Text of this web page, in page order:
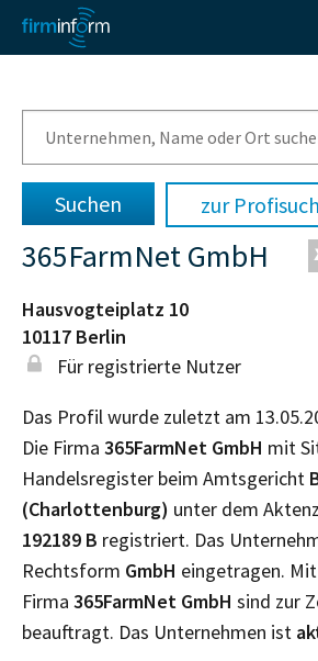
zur
365FarmNet GmbH
Hausvogteiplatz 10
10117 Berlin
Für registrierte Nutzer
Das Profil wurde zuletzt am
Die Firma 365FarmNet GmbH mit
Handelsregister beim Amtsgericht
(Charlottenburg) unter dem
192189 B registriert. Das
Rechtsform GmbH eingetragen.
Firma 365FarmNet GmbH sind zur
beauftragt. Das Unternehmen ist